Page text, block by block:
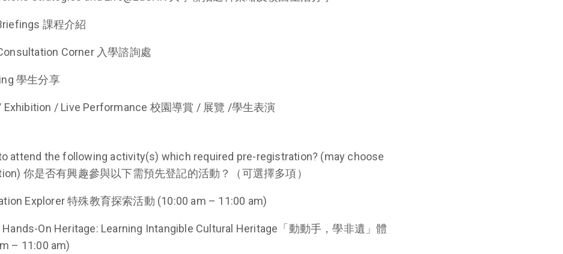
課程介紹
Corner 入學諮詢處
學生分享
Exhibition / Live Performance 校園導賞 / 展覽 /學生表演
the following activity(s) which required pre-registration? (may choose
你是否有興趣參與以下需預先登記的活動？（可選擇多項）
Explorer 特殊教育探索活動 (10:00 am – 11:00 am)
On Heritage: Learning Intangible Cultural Heritage「動動手，學非遺」體
– 11:00 am)